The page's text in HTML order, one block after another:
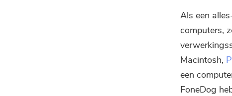
Als een
computers,
Macintosh,
een
FoneDog